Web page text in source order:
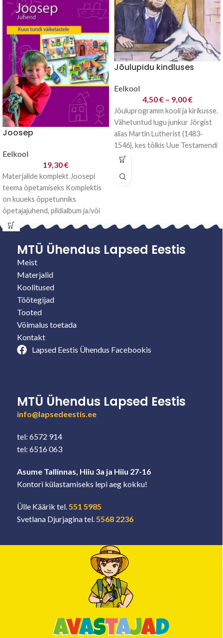
Joosep
Eelkool
19,30€
Materjalide komplekt Joosepi
teema õpetamiseks Komplektis
on kuueks õppetunniks
õpetajajuhend, pildialbum ja/või
flanellpildid, lisamaterjalid
(põhitõed, mänguideed,
kordamismängud, kuldsalm,
ettepanekud teema
Jõulupidu kindluses
Eelkool
4,50€ – 9,00€
Jõuluprogramm kooli ja kirikusse.
Vähetuntud lugu junkur Jörgist
alias Martin Lutherist (1483-
1546), kes tõlkis Uue Testamendi
saksa keelde Wartburgi kindluses.
MTÜ Ühendus Lapsed Eestis
Meist
Materjalid
Koolitused
Töötegijad
Tooted
Võimalus toetada
Kontakt
Lapsed Eestis Ühendus Facebookis
MTÜ Ühendus Lapsed Eestis
info@lapsedeestis.ee
tel: 6572 914
tel: 6516 063
Asume Tallinnas, Hiiu 3a ja Hiiu 27-16
Kontori külastamiseks lepi aeg kokku!
Ülle Käärik tel.551 5985
Svetlana Djurjagina tel.5568 2236